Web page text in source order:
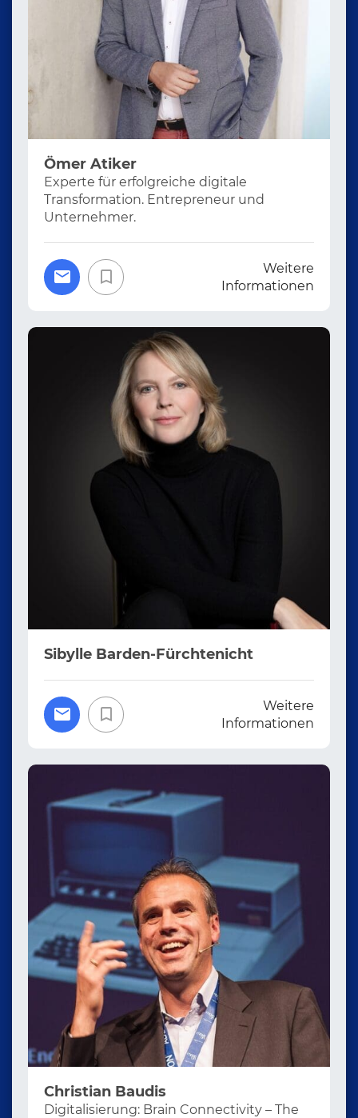
Ömer Atiker
Experte für erfolgreiche digitale
Transformation. Entrepreneur und
Unternehmer.
Weitere
Informationen
Sibylle Barden-Fürchtenicht
Weitere
Informationen
Christian Baudis
Digitalisierung: Brain Connectivity – The